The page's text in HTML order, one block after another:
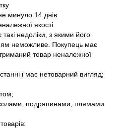
минуло 14 днів
якості
недоліки, з якими його
неможливе. Покупець має
товар неналежної
і має нетоварний вигляд;
подряпинами, плямами